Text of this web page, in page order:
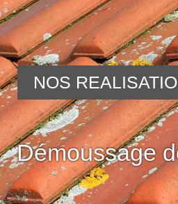
Démoussage
NOS